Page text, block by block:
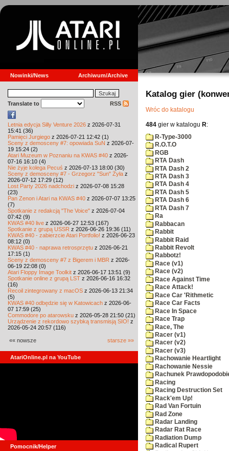
Nowinki/News Archiwum/Archive
Translate to RSS
Letnia edycja Silly Venture 2026 z 2026-07-31
15:41 (36)
Pamięci Jurgiego z 2026-07-21 12:42 (1)
Sceny z demosceny #7: opowiada SuN z 2026-07-
19 15:24 (2)
Atari Muzeum w Poznaniu na KWAS #40 z 2026-
07-16 16:10 (4)
Nie żyje kolega Pecuś z 2026-07-13 18:00 (30)
Sceny z demosceny #7 - Grzegorz "Sun" Żyła z
2026-07-12 17:29 (12)
Lost Party 2026 nadchodzi z 2026-07-08 15:28
(23)
Pan Zenon i Atari na KWAS #40 z 2026-07-07 13:25
(7)
Spotkanie z redakcją "The Voice" z 2026-07-04
07:42 (9)
KWAS #40 live z 2026-06-27 12:53 (167)
Spotkanie z grupą USSR z 2026-06-26 19:36 (11)
KWAS #40 - zabierzcie Atari Portfolio! z 2026-06-23
08:12 (0)
KWAS #40 - naprawa retrosprzętu z 2026-06-21
17:15 (1)
Sceny z demosceny #7 z Bigerem i MBR z 2026-
06-19 22:08 (0)
Atari Floppy Image Toolkit z 2026-06-17 13:51 (9)
Spotkanie online z grupą LST z 2026-06-16 16:32
(16)
Recoil zintegrowany z macOS z 2026-06-13 21:34
(5)
KWAS #40 odbędzie się w Katowicach z 2026-06-
07 17:59 (25)
Commodore po atarowsku z 2026-05-28 21:50 (21)
Urządzenie z rekordowo szybką transmisją SIO! z
2026-05-24 20:57 (116)
«« nowsze starsze »»
AtariOnline.pl na YouTube
Pomocnik/Helper
Katalog gier
Wróc do katalogu
484 gier w katalogu R:
R-Type-3000
R.O.T.O
RGB
RTA Dash
RTA Dash 2
RTA Dash 3
RTA Dash 4
RTA Dash 5
RTA Dash 6
RTA Dash 7
Ra
Rabbacan
Rabbit
Rabbit Raid
Rabbit Revolt
Rabbotz!
Race (v1)
Race (v2)
Race Against Time
Race Attack!
Race Car 'Rithmetic
Race Car Facts
Race In Space
Race Trap
Race, The
Racer (v1)
Racer (v2)
Racer (v3)
Rachowanie Heartlight
Rachowanie Nessie
Rachunek
Racing
Racing Destruction Set
Rack'em Up!
Rad Van Fortuin
Rad Zone
Radar Landing
Radar Rat Race
Radiation Dump
Radical Rupert